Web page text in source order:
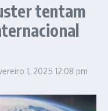
tentam
1, 2025 12:08 pm